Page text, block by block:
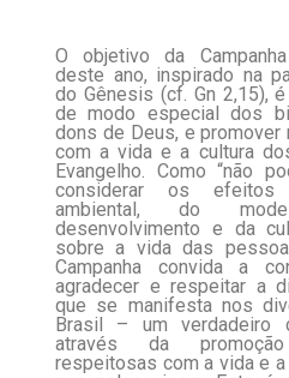
O objetivo da
deste ano, inspirado na
do Gênesis (cf. Gn 2,15),
de modo especial dos
dons de Deus, e promover
com a vida e a cultura
Evangelho. Como “não
considerar os efeitos
ambiental, do
desenvolvimento e da
sobre a vida das
Campanha convida a
agradecer e respeitar a
que se manifesta nos
Brasil – um verdadeiro
através da
respeitosas com a vida e